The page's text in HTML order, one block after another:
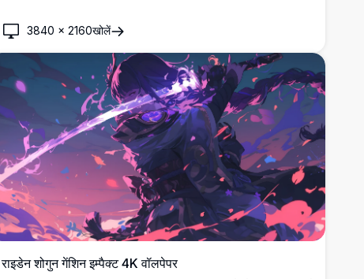
3840 × 2160खोलें
राइडेन शोगुन गेंशिन इम्पैक्ट 4K वॉलपेपर